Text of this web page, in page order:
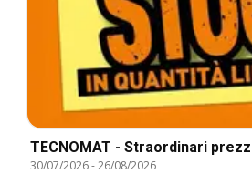
TECNOMAT - Straordinari
30/07/2026-26/08/2026